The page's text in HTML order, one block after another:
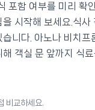
포함 여부를 미리 확
시작해 보세요.식
니다. 아노나 비치
객실 문 앞까지 식료
비교하세요.